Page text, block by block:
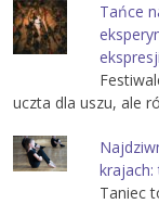
Tańce
ekspresji
uczta dla uszu, ale
krajach:
Taniec